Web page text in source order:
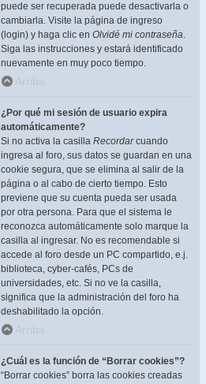
puede ser recuperada puede desactivarla o
cambiarla. Visite la página de ingreso
(login) y haga clic en Olvidé mi contraseña.
Siga las instrucciones y estará identificado
nuevamente en muy poco tiempo.
Arriba
¿Por qué mi sesión de usuario expira
automáticamente?
Si no activa la casilla Recordarcuando
ingresa al foro, sus datos se guardan en una
cookie segura, que se elimina al salir de la
página o al cabo de cierto tiempo. Esto
previene que su cuenta pueda ser usada
por otra persona. Para que el sistema le
reconozca automáticamente solo marque la
casilla al ingresar. No es recomendable si
accede al foro desde un PC compartido, e.j.
biblioteca, cyber-cafés, PCs de
universidades, etc. Si no ve la casilla,
significa que la administración del foro ha
deshabilitado la opción.
Arriba
¿Cuál es la función de “Borrar cookies”?
“Borrar cookies” borra las cookies creadas